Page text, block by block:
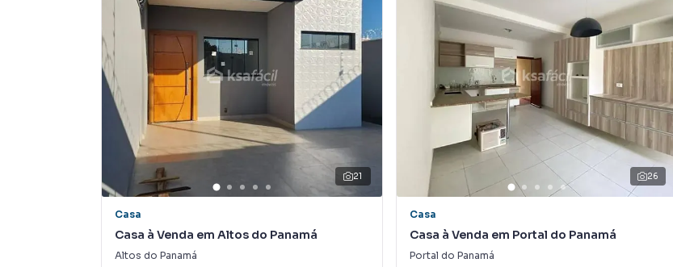
🌳 Terreno amplo com 396,00 m²
Este imóvel é ideal para famílias que buscam um lar completo, com ambientes amplos e bem
distribuídos, em uma localização privilegiada e com fácil acesso a comércios, escolas e serviços
essenciais.
Não perca essa chance única de morar com conforto e estilo em uma das melhores áreas da cidade!
📞 Entre em contato e agende uma visita!
Casa para Venda em região valorizada do bairro Vila Almeida, em Campo Grande. Não encontrou o que
procurava ou deseja mais informações sobre Casa em Campo Grande? Entre em contato com nossa
equipe pelo telefone (67) 3213-4243.
21
Casa
Casa à Venda em Altos do Panamá
Altos do Panamá
26
Casa
Casa à Venda em Portal do Panamá
Portal do Panamá